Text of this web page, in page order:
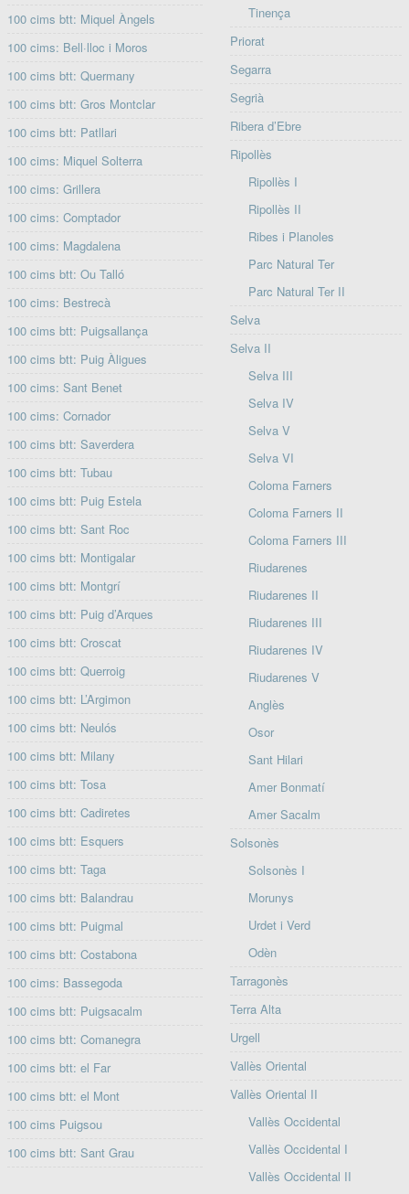
100 cims btt: Miquel Àngels
100 cims: Bell·lloc i Moros
100 cims btt: Quermany
100 cims btt: Gros Montclar
100 cims btt: Patllari
100 cims: Miquel Solterra
100 cims: Grillera
100 cims: Comptador
100 cims: Magdalena
100 cims btt: Ou Talló
100 cims: Bestrecà
100 cims btt: Puigsallança
100 cims btt: Puig Àligues
100 cims: Sant Benet
100 cims: Cornador
100 cims btt: Saverdera
100 cims btt: Tubau
100 cims btt: Puig Estela
100 cims btt: Sant Roc
100 cims btt: Montigalar
100 cims btt: Montgrí
100 cims btt: Puig d’Arques
100 cims btt: Croscat
100 cims btt: Querroig
100 cims btt: L’Argimon
100 cims btt: Neulós
100 cims btt: Milany
100 cims btt: Tosa
100 cims btt: Cadiretes
100 cims btt: Esquers
100 cims btt: Taga
100 cims btt: Balandrau
100 cims btt: Puigmal
100 cims btt: Costabona
100 cims: Bassegoda
100 cims btt: Puigsacalm
100 cims btt: Comanegra
100 cims btt: el Far
100 cims btt: el Mont
100 cims Puigsou
100 cims btt: Sant Grau
Tinença
Priorat
Segarra
Segrià
Ribera d’Ebre
Ripollès
Ripollès I
Ripollès II
Ribes i Planoles
Parc Natural Ter
Parc Natural Ter II
Selva
Selva II
Selva III
Selva IV
Selva V
Selva VI
Coloma Farners
Coloma Farners II
Coloma Farners III
Riudarenes
Riudarenes II
Riudarenes III
Riudarenes IV
Riudarenes V
Anglès
Osor
Sant Hilari
Amer Bonmatí
Amer Sacalm
Solsonès
Solsonès I
Morunys
Urdet i Verd
Odèn
Tarragonès
Terra Alta
Urgell
Vallès Oriental
Vallès Oriental II
Vallès Occidental
Vallès Occidental I
Vallès Occidental II